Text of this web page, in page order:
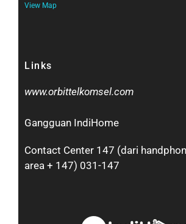
View Map
Links
www.orbittelkomsel.com
Gangguan IndiHome
Contact Center 147 (dari
area + 147) 031-147